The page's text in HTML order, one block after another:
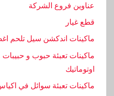
عناوين فروع الشركة
قطع غيار
ماكينات اندكشن سيل تلحم
ماكينات تعبئة حبوب و
اوتوماتيك
ماكينات تعبئة سوائل في